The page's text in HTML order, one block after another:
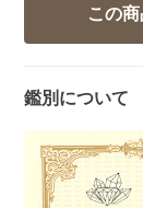
鑑別について